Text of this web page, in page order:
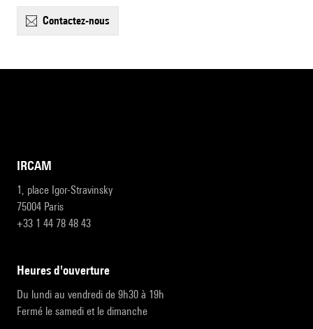
contactez-nous
IRCAM
1, place Igor-Stravinsky
75004 Paris
+33 1 44 78 48 43
heures d'ouverture
Du lundi au vendredi de 9h30 à 19h
Fermé le samedi et le dimanche